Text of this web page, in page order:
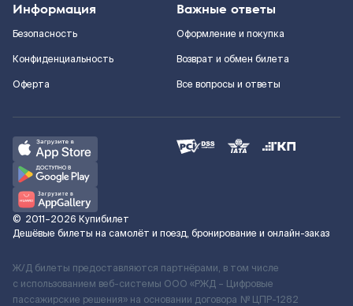
Информация
Безопасность
Конфиденциальность
Оферта
Важные ответы
Оформление и покупка
Возврат и обмен билета
Все вопросы и ответы
© 2011–2026 Купибилет
Дешёвые билеты на самолёт и поезд, бронирование и онлайн-заказ
Ж/Д билеты предоставляются партнёрами, в том числе
с использованием веб-системы ООО «РЖД – Цифровые
пассажирские решения» на основании договора № ЦПР-1282